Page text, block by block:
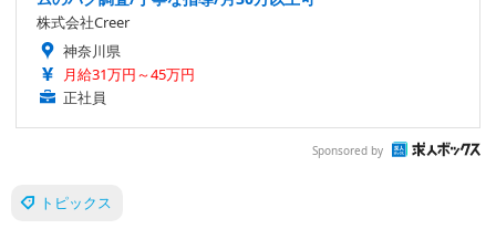
株式会社Creer
神奈川県
月給31万円～45万円
正社員
Sponsored by
トピックス